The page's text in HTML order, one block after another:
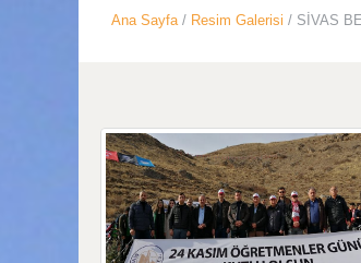
Ana Sayfa/ Resim Galerisi / SİVAS